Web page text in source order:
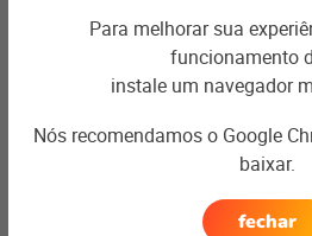
E-COMMERCE
principais insights do
Expo Center, em São Paulo,
Para melhorar sua
funcionamento
instale um navegador
Nós recomendamos o Google
baixar.
fechar